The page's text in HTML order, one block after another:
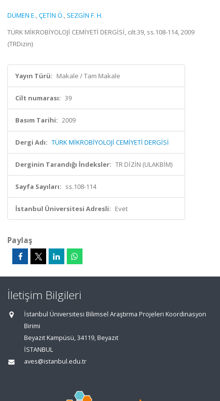
DÜMEN E.,ÇETİN Ö., SEZGİN F. H.
TÜRK MİKROBİYOLOJİ CEMİYETİ DERGİSİ, cilt.39, ss.108-114, 2009
(TRDizin)
Yayın Türü: Makale / Tam Makale
Cilt numarası: 39
Basım Tarihi: 2009
Dergi Adı: TÜRK MİKROBİYOLOJİ CEMİYETİ DERGİSİ
Derginin Tarandığı İndeksler: TR DİZİN (ULAKBİM)
Sayfa Sayıları: ss.108-114
İstanbul Üniversitesi Adresli: Evet
Paylaş
İletişim Bilgileri
İstanbul Üniversitesi Bilimsel Araştırma Projeleri Koordinasyon
Birimi
Beyazıt Kampüsü, 34119, Beyazıt
İSTANBUL
aves@istanbul.edu.tr